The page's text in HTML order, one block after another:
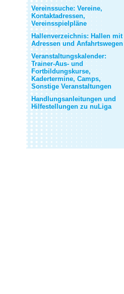
Vereinssuche: Vereine,
Kontaktadressen,
Vereinsspielpläne
Hallenverzeichnis: Hallen mit
Adressen und Anfahrtswegen
Veranstaltungskalender:
Trainer-Aus- und
Fortbildungskurse,
Kadertermine, Camps,
Sonstige Veranstaltungen
Handlungsanleitungen und
Hilfestellungen zu nuLiga